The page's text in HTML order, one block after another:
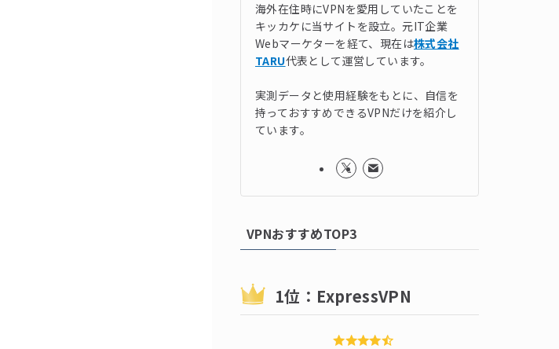
海外在住時にVPNを愛用していたことを
キッカケに当サイトを設立。元IT企業
Webマーケターを経て、現在は株式会社
TARU代表として運営しています。
実測データと使用経験をもとに、自信を
持っておすすめできるVPNだけを紹介し
ています。
VPNおすすめTOP3
1位：ExpressVPN